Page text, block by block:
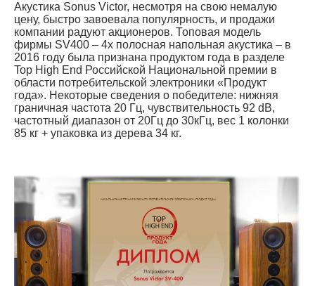
Акустика Sonus Victor, несмотря на свою немалую
цену, быстро завоевала популярность, и продажи
компании радуют акционеров. Топовая модель
фирмы SV400 – 4х полосная напольная акустика – в
2016 году была признана продуктом года в разделе
Top High End Российской Национальной премии в
области потребительской электроники «Продукт
года». Некоторые сведения о победителе: нижняя
граничная частота 20 Гц, чувствительность 92 dB,
частотный диапазон от 20Гц до 30кГц, вес 1 колонки
85 кг + упаковка из дерева 34 кг.